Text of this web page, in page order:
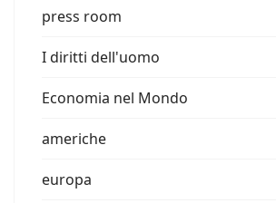
press room
I diritti dell'uomo
Economia nel Mondo
americhe
europa